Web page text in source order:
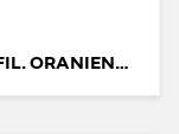
AH GOTTHARD KÖNIG GMBH FIL. ORANIENBURG